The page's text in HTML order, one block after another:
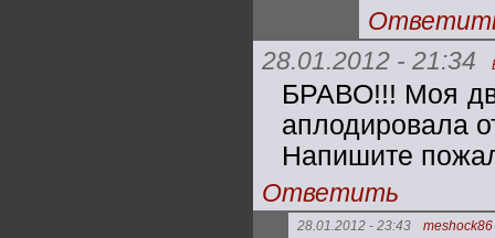
28.01.2012 - 21:34
БРАВО!!! Моя
аплодировала
Напишите
Ответить
28.01.2012 - 23:43 meshock86